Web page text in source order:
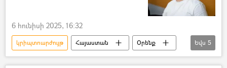
6 հունիսի 2025, 16:32
կրիպտոարժույթ Հայաստան
Օրենք
Արժույթի միջազգային հիմնադրամ (ԱՄՀ)
Եվս 5